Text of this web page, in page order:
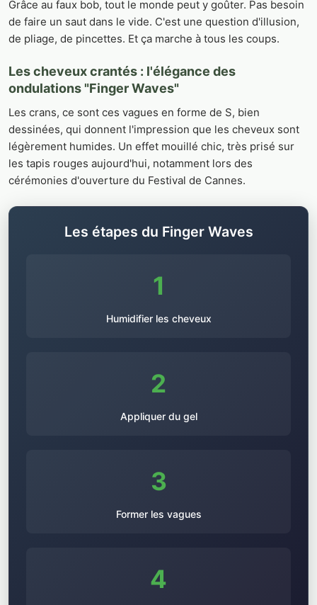
Grâce au faux bob, tout le monde peut y goûter. Pas besoin
de faire un saut dans le vide. C'est une question d'illusion,
de pliage, de pincettes. Et ça marche à tous les coups.
Les cheveux crantés : l'élégance des
ondulations "Finger Waves"
Les crans, ce sont ces vagues en forme de S, bien
dessinées, qui donnent l'impression que les cheveux sont
légèrement humides. Un effet mouillé chic, très prisé sur
les tapis rouges aujourd'hui, notamment lors des
cérémonies d'ouverture du Festival de Cannes.
Les étapes du Finger Waves
1
Humidifier les cheveux
2
Appliquer du gel
3
Former les vagues
4